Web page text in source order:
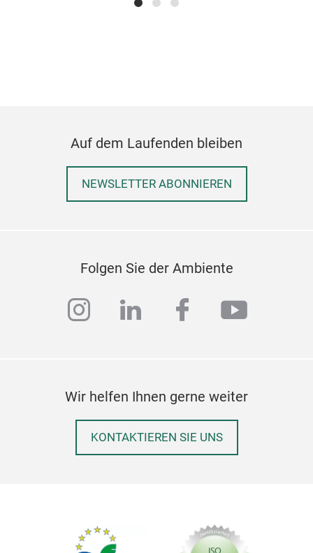
Auf dem Laufenden bleiben
NEWSLETTER ABONNIEREN
Folgen Sie der Ambiente
instagram
linkedinfacebook
Wir helfen Ihnen gerne weiter
KONTAKTIEREN SIE UNS